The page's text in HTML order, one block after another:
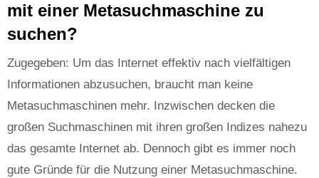
mit einer Metasuchmaschine zu
suchen?
Zugegeben: Um das Internet effektiv nach vielfältigen
Informationen abzusuchen, braucht man keine
Metasuchmaschinen mehr. Inzwischen decken die
großen Suchmaschinen mit ihren großen Indizes nahezu
das gesamte Internet ab. Dennoch gibt es immer noch
gute Gründe für die Nutzung einer Metasuchmaschine.